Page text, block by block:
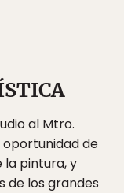
al Mtro.
oportunidad de
la pintura, y
de los grandes